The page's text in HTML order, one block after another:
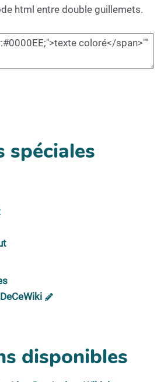
html entre double guillemets.
spéciales
disponibles